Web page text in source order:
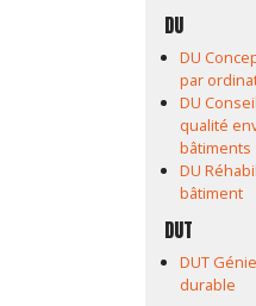
DU
DU
par
DU
qualité
bâtiments
DU
bâtiment
DUT
DUT
durable